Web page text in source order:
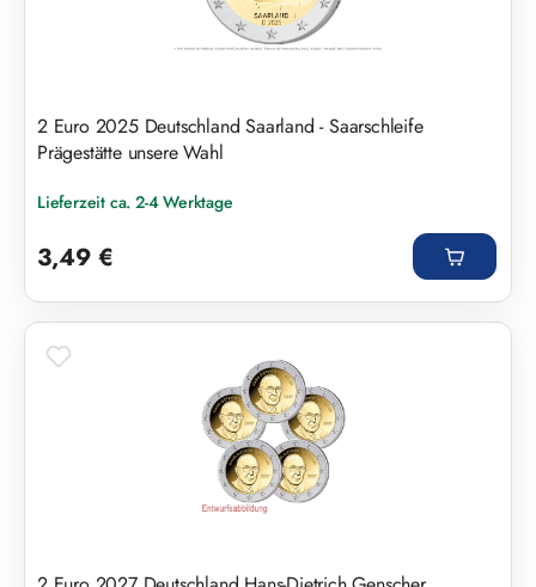
2 Euro 2025 Deutschland Saarland - Saarschleife
Prägestätte unsere Wahl
Lieferzeit ca. 2-4 Werktage
3,49 €